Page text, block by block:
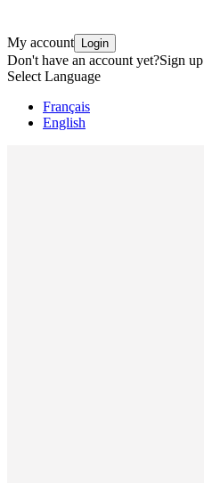
My account Login
Don't have an account yet?Sign up
Select Language
Français
English